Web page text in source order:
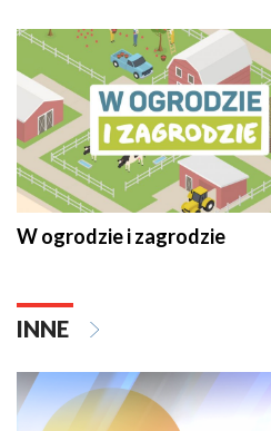
W ogrodzie i zagrodzie
INNE